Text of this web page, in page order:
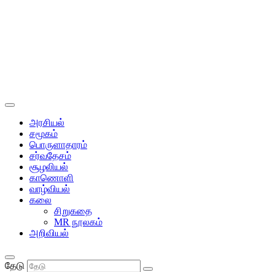
அரசியல்
சமூகம்
பொருளாதாரம்
சர்வதேசம்
சூழலியல்
காணொளி
வாழ்வியல்
கலை
சிறுகதை
MR நூலகம்
அறிவியல்
தேடு